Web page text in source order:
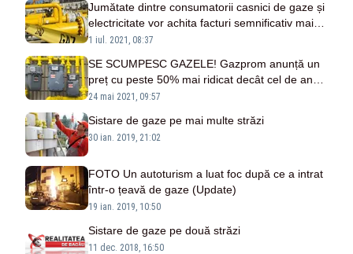
Jumătate dintre consumatorii casnici de gaze și
electricitate vor achita facturi semnificativ mai
mari începând de astăzi
1 iul. 2021, 08:37
SE SCUMPESC GAZELE! Gazprom anunță un
preț cu peste 50% mai ridicat decât cel de anul
trecut
24 mai 2021, 09:57
Sistare de gaze pe mai multe străzi
30 ian. 2019, 21:02
FOTO Un autoturism a luat foc după ce a intrat
într-o țeavă de gaze (Update)
19 ian. 2019, 10:50
Sistare de gaze pe două străzi
11 dec. 2018, 16:50